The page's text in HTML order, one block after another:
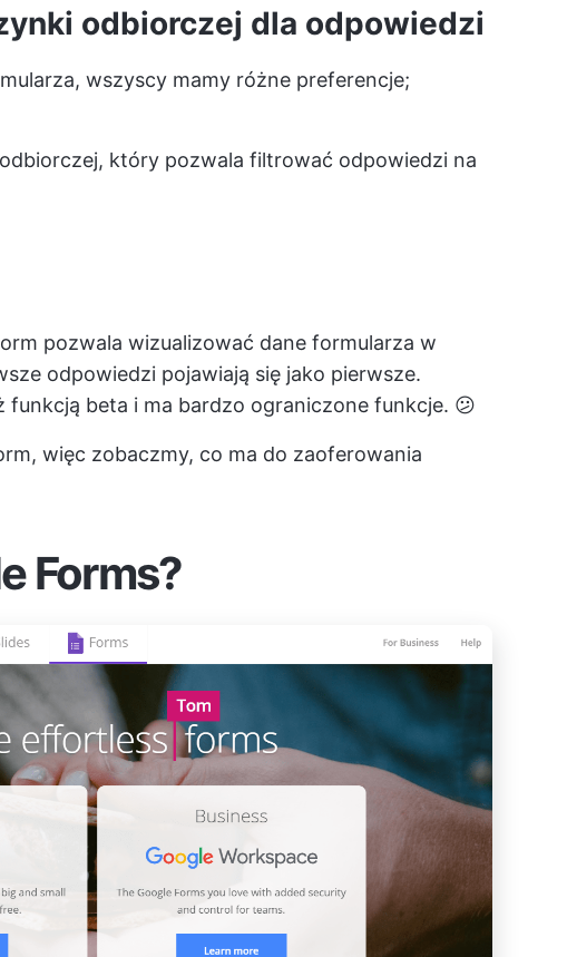
odbiorczej dla odpowiedzi
wszyscy mamy różne preferencje;
który pozwala filtrować odpowiedzi na
pozwala wizualizować dane formularza w
odpowiedzi pojawiają się jako pierwsze.
funkcją beta i ma bardzo ograniczone funkcje. 😕
więc zobaczmy, co ma do zaoferowania
Forms?